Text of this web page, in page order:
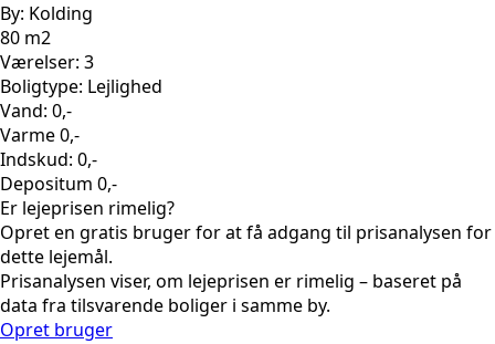
By: Kolding
80 m2
Værelser: 3
Boligtype: Lejlighed
Vand: 0,-
Varme 0,-
Indskud: 0,-
Depositum 0,-
Er lejeprisen rimelig?
Opret en gratis bruger for at få adgang til prisanalysen for
dette lejemål.
Prisanalysen viser, om lejeprisen er rimelig – baseret på
data fra tilsvarende boliger i samme by.
Opret bruger